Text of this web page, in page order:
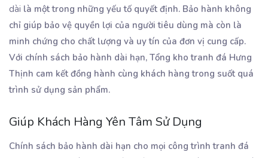
dài là một trong những yếu tố quyết định. Bảo hành không
chỉ giúp bảo vệ quyền lợi của người tiêu dùng mà còn là
minh chứng cho chất lượng và uy tín của đơn vị cung cấp.
Với chính sách bảo hành dài hạn, Tổng kho tranh đá Hưng
Thịnh cam kết đồng hành cùng khách hàng trong suốt quá
trình sử dụng sản phẩm.
Giúp Khách Hàng Yên Tâm Sử Dụng
Chính sách bảo hành dài hạn cho mọi công trình tranh đá